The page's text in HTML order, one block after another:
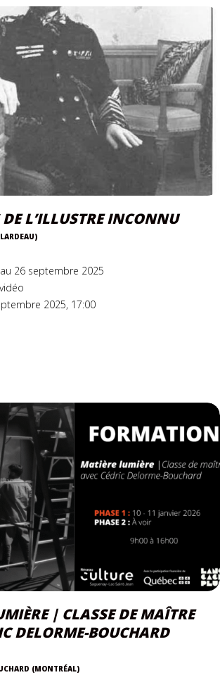
L’ILLUSTRE INCONNU
26 septembre 2025
2025, 17:00
| CLASSE DE MAÎTRE
DELORME-BOUCHARD
(MONTRÉAL)